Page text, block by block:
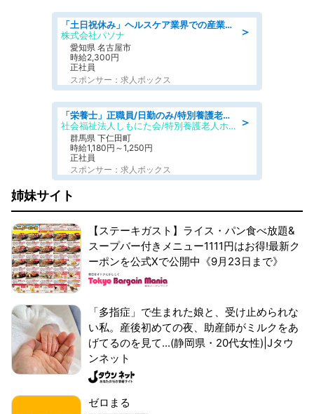
＞
「土日祝休み」ヘルスケア業界での産業保健師業務/看護師/高時給/未経験OK/要資格:正看護師
株式会社パソナ
愛知県 名古屋市
時給2,300円
正社員
スポンサー：求人ボックス
＞
「栄養士」正職員/日勤のみ/特別養護老人ホーム
社会福祉法人しもにた会/特別養護老人ホーム かぶらの里
群馬県 下仁田町
時給1,180円～1,250円
正社員
スポンサー：求人ボックス
姉妹サイト
【ステーキガスト】ライス・パン食べ放題&
スープバー付きメニュー1111円はお得!最新ク
ーポンを公式Xで公開中《9月23日まで》
「多指症」で生まれた娘と、受け止められな
い私。産後初めての夜、助産師がミルクをあ
げてるのを見て...(静岡県・20代女性)|Jタウ
ンネット
ゼロまる